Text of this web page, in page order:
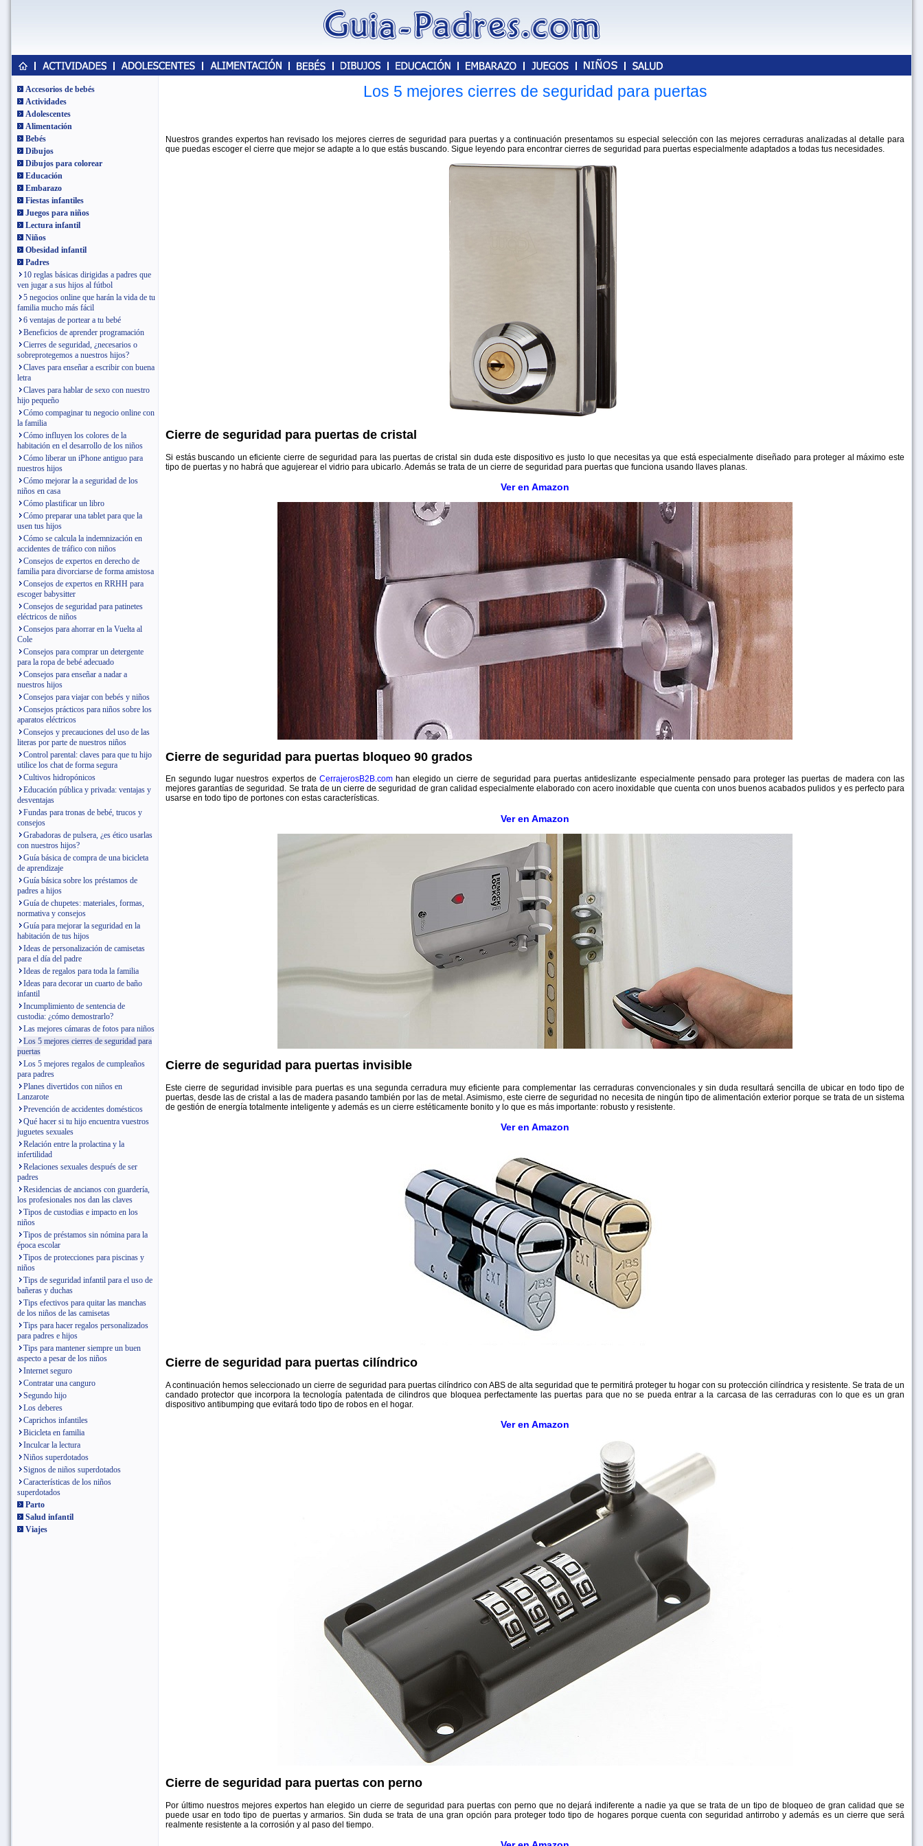
Accesorios de bebés
Actividades
Adolescentes
Alimentación
Bebés
Dibujos
Dibujos para colorear
Educación
Embarazo
Fiestas infantiles
Juegos para niños
Lectura infantil
Niños
Obesidad infantil
Padres
10 reglas básicas dirigidas a padres que
ven jugar a sus hijos al fútbol
5 negocios online que harán la vida de tu
familia mucho más fácil
6 ventajas de portear a tu bebé
Beneficios de aprender programación
Cierres de seguridad, ¿necesarios o
sobreprotegemos a nuestros hijos?
Claves para enseñar a escribir con buena
letra
Claves para hablar de sexo con nuestro
hijo pequeño
Cómo compaginar tu negocio online con
la familia
Cómo influyen los colores de la
habitación en el desarrollo de los niños
Cómo liberar un iPhone antiguo para
nuestros hijos
Cómo mejorar la a seguridad de los
niños en casa
Cómo plastificar un libro
Cómo preparar una tablet para que la
usen tus hijos
Cómo se calcula la indemnización en
accidentes de tráfico con niños
Consejos de expertos en derecho de
familia para divorciarse de forma amistosa
Consejos de expertos en RRHH para
escoger babysitter
Consejos de seguridad para patinetes
eléctricos de niños
Consejos para ahorrar en la Vuelta al
Cole
Consejos para comprar un detergente
para la ropa de bebé adecuado
Consejos para enseñar a nadar a
nuestros hijos
Consejos para viajar con bebés y niños
Consejos prácticos para niños sobre los
aparatos eléctricos
Consejos y precauciones del uso de las
literas por parte de nuestros niños
Control parental: claves para que tu hijo
utilice los chat de forma segura
Cultivos hidropónicos
Educación pública y privada: ventajas y
desventajas
Fundas para tronas de bebé, trucos y
consejos
Grabadoras de pulsera, ¿es ético usarlas
con nuestros hijos?
Guía básica de compra de una bicicleta
de aprendizaje
Guía básica sobre los préstamos de
padres a hijos
Guía de chupetes: materiales, formas,
normativa y consejos
Guía para mejorar la seguridad en la
habitación de tus hijos
Ideas de personalización de camisetas
para el día del padre
Ideas de regalos para toda la familia
Ideas para decorar un cuarto de baño
infantil
Incumplimiento de sentencia de
custodia: ¿cómo demostrarlo?
Las mejores cámaras de fotos para niños
Los 5 mejores cierres de seguridad para
puertas
Los 5 mejores regalos de cumpleaños
para padres
Planes divertidos con niños en
Lanzarote
Prevención de accidentes domésticos
Qué hacer si tu hijo encuentra vuestros
juguetes sexuales
Relación entre la prolactina y la
infertilidad
Relaciones sexuales después de ser
padres
Residencias de ancianos con guardería,
los profesionales nos dan las claves
Tipos de custodias e impacto en los
niños
Tipos de préstamos sin nómina para la
época escolar
Tipos de protecciones para piscinas y
niños
Tips de seguridad infantil para el uso de
bañeras y duchas
Tips efectivos para quitar las manchas
de los niños de las camisetas
Tips para hacer regalos personalizados
para padres e hijos
Tips para mantener siempre un buen
aspecto a pesar de los niños
Internet seguro
Contratar una canguro
Segundo hijo
Los deberes
Caprichos infantiles
Bicicleta en familia
Inculcar la lectura
Niños superdotados
Signos de niños superdotados
Características de los niños
superdotados
Parto
Salud infantil
Viajes
Los 5 mejores cierres de seguridad para puertas
Nuestros grandes expertos han revisado los mejores cierres de seguridad para puertas y a continuación presentamos su especial selección con las mejores cerraduras analizadas al detalle para
que puedas escoger el cierre que mejor se adapte a lo que estás buscando. Sigue leyendo para encontrar cierres de seguridad para puertas especialmente adaptados a todas tus necesidades.
Cierre de seguridad para puertas de cristal
Si estás buscando un eficiente cierre de seguridad para las puertas de cristal sin duda este dispositivo es justo lo que necesitas ya que está especialmente diseñado para proteger al máximo este
tipo de puertas y no habrá que agujerear el vidrio para ubicarlo. Además se trata de un cierre de seguridad para puertas que funciona usando llaves planas.
Ver en Amazon
Cierre de seguridad para puertas bloqueo 90 grados
En segundo lugar nuestros expertos de CerrajerosB2B.comhan elegido un cierre de seguridad para puertas antideslizante especialmente pensado para proteger las puertas de madera con las
mejores garantías de seguridad. Se trata de un cierre de seguridad de gran calidad especialmente elaborado con acero inoxidable que cuenta con unos buenos acabados pulidos y es perfecto para
usarse en todo tipo de portones con estas características.
Ver en Amazon
Cierre de seguridad para puertas invisible
Este cierre de seguridad invisible para puertas es una segunda cerradura muy eficiente para complementar las cerraduras convencionales y sin duda resultará sencilla de ubicar en todo tipo de
puertas, desde las de cristal a las de madera pasando también por las de metal. Asimismo, este cierre de seguridad no necesita de ningún tipo de alimentación exterior porque se trata de un sistema
de gestión de energía totalmente inteligente y además es un cierre estéticamente bonito y lo que es más importante: robusto y resistente.
Ver en Amazon
Cierre de seguridad para puertas cilíndrico
A continuación hemos seleccionado un cierre de seguridad para puertas cilíndrico con ABS de alta seguridad que te permitirá proteger tu hogar con su protección cilíndrica y resistente. Se trata de un
candado protector que incorpora la tecnología patentada de cilindros que bloquea perfectamente las puertas para que no se pueda entrar a la carcasa de las cerraduras con lo que es un gran
dispositivo antibumping que evitará todo tipo de robos en el hogar.
Ver en Amazon
Cierre de seguridad para puertas con perno
Por último nuestros mejores expertos han elegido un cierre de seguridad para puertas con perno que no dejará indiferente a nadie ya que se trata de un tipo de bloqueo de gran calidad que se
puede usar en todo tipo de puertas y armarios. Sin duda se trata de una gran opción para proteger todo tipo de hogares porque cuenta con seguridad antirrobo y además es un cierre que será
realmente resistente a la corrosión y al paso del tiempo.